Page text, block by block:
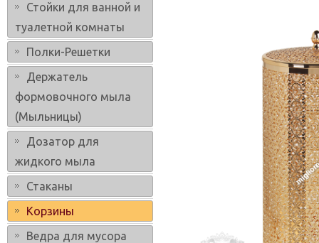
Стойки для ванной и
туалетной комнаты
Полки-Решетки
Держатель
формовочного мыла
(Мыльницы)
Дозатор для
жидкого мыла
Стаканы
Корзины
Ведра для мусора